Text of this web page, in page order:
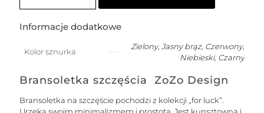
na
łańcuszku
nitką
-
pozłacana
Informacje dodatkowe
Kolor sznurka
Zielony, Jasny brąz, Czerwony,
Niebieski, Czarny
Bransoletka szczęścia ZoZo Design
Bransoletka na szczęście pochodzi z kolekcji „for luck”.